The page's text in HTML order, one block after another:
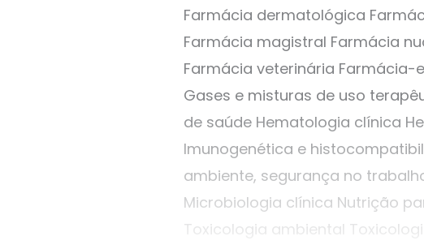
Farmácia dermatológica
Farmácia magistral Farmácia
Farmácia veterinária
Gases e misturas de uso
de saúde Hematologia clínica
Imunogenética e
ambiente, segurança no
Microbiologia clínica Nutrição
Toxicologia ambiental